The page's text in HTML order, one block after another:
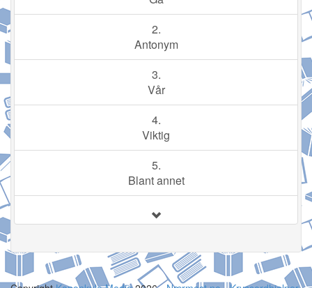
2.
Antonym
3.
Vår
4.
Viktig
5.
Blant annet